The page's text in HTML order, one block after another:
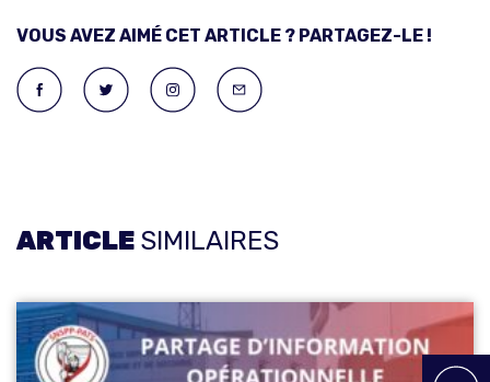
VOUS AVEZ AIMÉ CET ARTICLE ? PARTAGEZ-LE !
ARTICLE SIMILAIRES